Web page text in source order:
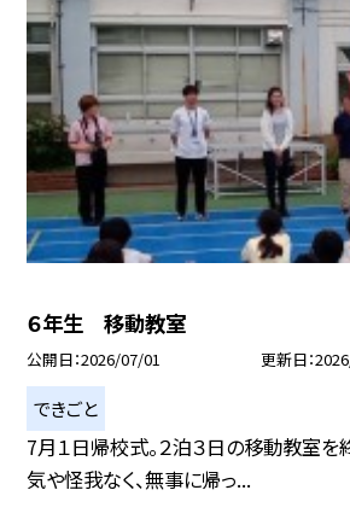
６年生 移動教室
公開日 2026/07/01 更新日
できごと
7月１日帰校式。２泊３日の移動教室を
気や怪我なく、無事に帰っ...